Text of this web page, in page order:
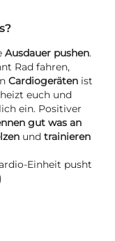
Ausdauer pushen.
Rad fahren,
Cardiogeräten ist
euch und
ein. Positiver
gut was an
und trainieren
Einheit pusht